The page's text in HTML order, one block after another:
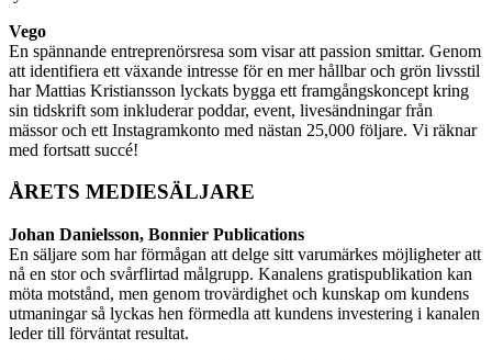
Vego
En spännande entreprenörsresa som visar att passion smittar. Genom
att identifiera ett växande intresse för en mer hållbar och grön livsstil
har Mattias Kristiansson lyckats bygga ett framgångskoncept kring
sin tidskrift som inkluderar poddar, event, livesändningar från
mässor och ett Instagramkonto med nästan 25,000 följare. Vi räknar
med fortsatt succé!
ÅRETS MEDIESÄLJARE
Johan Danielsson, Bonnier Publications
En säljare som har förmågan att delge sitt varumärkes möjligheter att
nå en stor och svårflirtad målgrupp. Kanalens gratispublikation kan
möta motstånd, men genom trovärdighet och kunskap om kundens
utmaningar så lyckas hen förmedla att kundens investering i kanalen
leder till förväntat resultat.